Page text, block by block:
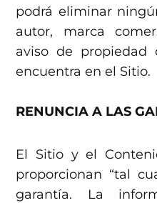
podrá eliminar
autor, marca
aviso de propiedad
encuentra en el Sitio.
RENUNCIA A LAS
El Sitio y el
proporcionan “tal
garantía. La